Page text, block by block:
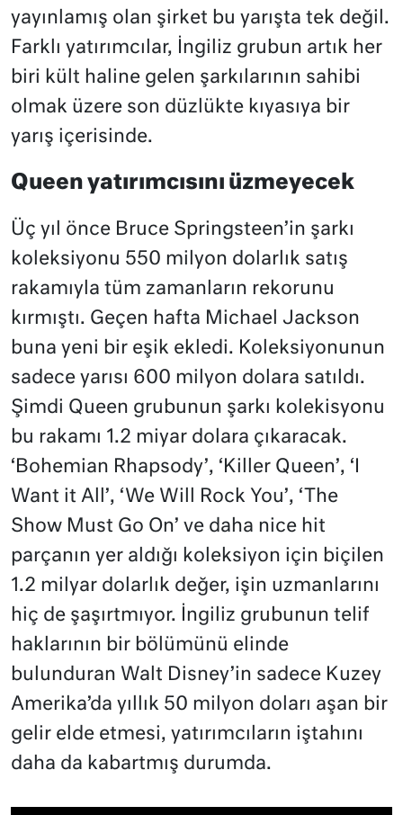
yayınlamış olan şirket bu yarışta tek değil.
Farklı yatırımcılar, İngiliz grubun artık her
biri kült haline gelen şarkılarının sahibi
olmak üzere son düzlükte kıyasıya bir
yarış içerisinde.
Queen yatırımcısını üzmeyecek
Üç yıl önce Bruce Springsteen’in şarkı
koleksiyonu 550 milyon dolarlık satış
rakamıyla tüm zamanların rekorunu
kırmıştı. Geçen hafta Michael Jackson
buna yeni bir eşik ekledi. Koleksiyonunun
sadece yarısı 600 milyon dolara satıldı.
Şimdi Queen grubunun şarkı kolekisyonu
bu rakamı 1.2 miyar dolara çıkaracak.
‘Bohemian Rhapsody’, ‘Killer Queen’, ‘I
Want it All’, ‘We Will Rock You’, ‘The
Show Must Go On’ ve daha nice hit
parçanın yer aldığı koleksiyon için biçilen
1.2 milyar dolarlık değer, işin uzmanlarını
hiç de şaşırtmıyor. İngiliz grubunun telif
haklarının bir bölümünü elinde
bulunduran Walt Disney’in sadece Kuzey
Amerika’da yıllık 50 milyon doları aşan bir
gelir elde etmesi, yatırımcıların iştahını
daha da kabartmış durumda.